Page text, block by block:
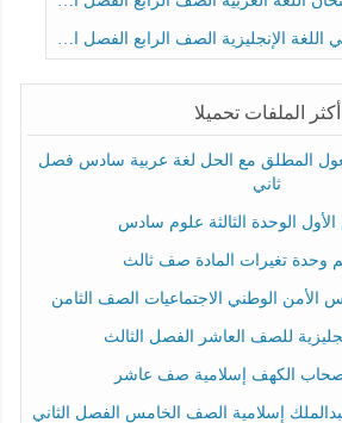
الإنجليزية الصف الرابع الفصل الثالث
أكثر الملفات تحميلا
المطلق مع الحل لغة عربية سادس فصل
ثاني
الوحدة الثالثة علوم سادس
وحدة تغيرات المادة صف ثالث
الأمن الوطني الاجتماعيات الصف الثامن
للصف العاشر الفصل الثالث
الكهف إسلامية صف عاشر
إسلامية الصف الخامس الفصل الثاني